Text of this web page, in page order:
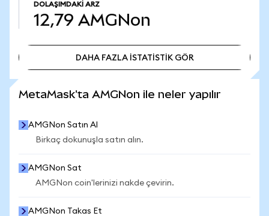
DOLAŞIMDAKI ARZ
12,79 AMGNon
DAHA FAZLA İSTATİSTİK GÖR
MetaMask'ta AMGNon ile neler yapılır
AMGNon Satın Al
Birkaç dokunuşla satın alın.
AMGNon Sat
AMGNon coin'lerinizi nakde çevirin.
AMGNon Takas Et